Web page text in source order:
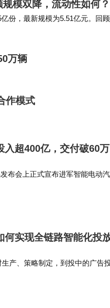
模双降，流动性如何？
份，最新规模为5.51亿元。回
万辆
作模式
超400亿，交付破60
布会上正式宣布进军智能电动
实现全链路智能化投
产、策略制定，到投中的广告